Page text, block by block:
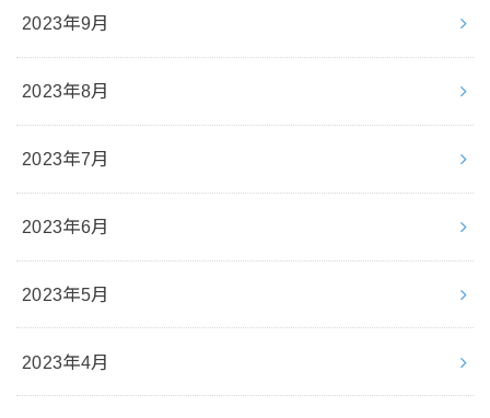
2023年9月
2023年8月
2023年7月
2023年6月
2023年5月
2023年4月